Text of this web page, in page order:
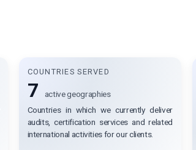
COUNTRIES SERVED
7
active geographies
Countries in which we currently deliver
audits, certification services and related
international activities for our clients.